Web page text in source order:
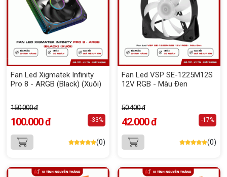
Fan Led Xigmatek Infinity
Pro 8 - ARGB (Black) (Xuôi)
150.000 đ
100.000 đ -33%
(0)
Fan Led VSP SE-1225M12S
12V RGB - Màu Đen
50.400 đ
42.000 đ -17%
(0)